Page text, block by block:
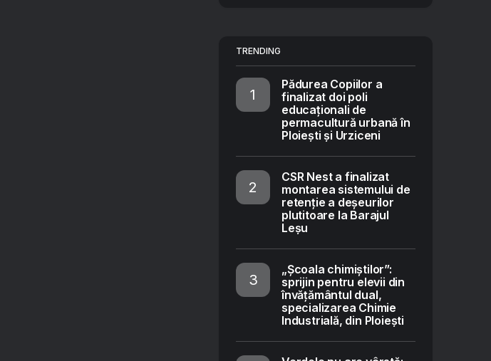
TRENDING
Pădurea Copiilor a
finalizat doi poli
educaționali de
permacultură urbană în
Ploiești și Urziceni
CSR Nest a finalizat
montarea sistemului de
retenție a deșeurilor
plutitoare la Barajul
Leșu
„Școala chimiștilor”:
sprijin pentru elevii din
învățământul dual,
specializarea Chimie
Industrială, din Ploiești